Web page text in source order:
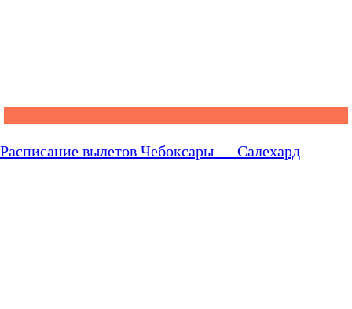
Расписание вылетов Чебоксары — Салехард